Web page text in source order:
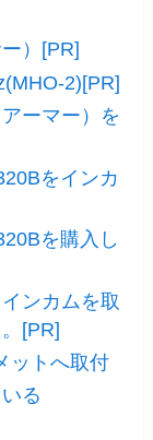
）[PR]
2)[PR]
ーマー）を
をインカ
を購入し
ンカムを取
[PR]
ットへ取付
る